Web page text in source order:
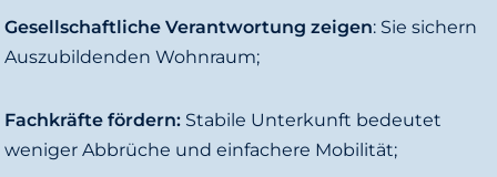
Gesellschaftliche Verantwortung zeigen: Sie sichern
Auszubildenden Wohnraum;
Fachkräfte fördern: Stabile Unterkunft bedeutet
weniger Abbrüche und einfachere Mobilität;